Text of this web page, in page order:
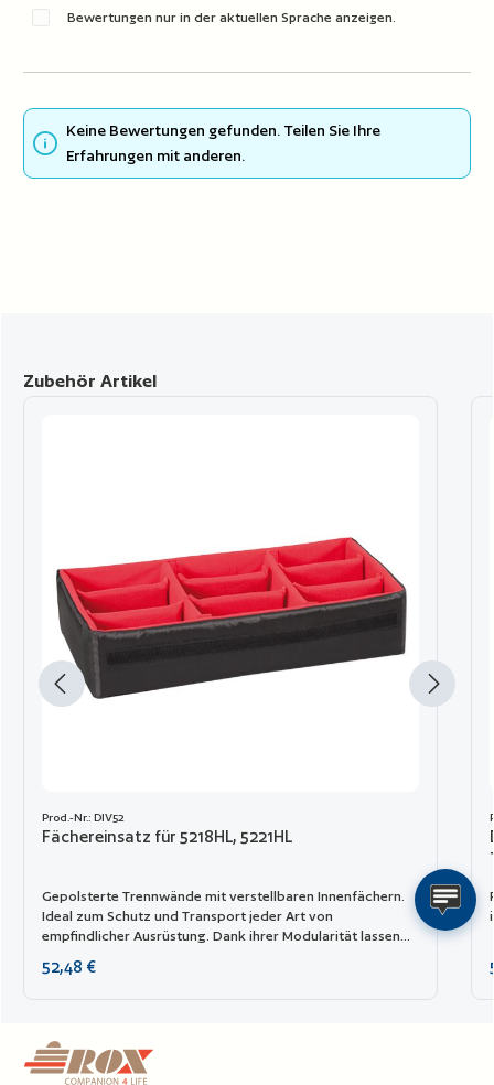
Bewertungen nur in der aktuellen Sprache anzeigen.
Keine Bewertungen gefunden. Teilen Sie Ihre
Erfahrungen mit anderen.
Produktgalerie überspringen
Zubehör Artikel
Prod.-Nr.: DIV52
Fächereinsatz für 5218HL, 5221HL
Gepolsterte Trennwände mit verstellbaren Innenfächern.
Ideal zum Schutz und Transport jeder Art von
empfindlicher Ausrüstung. Dank ihrer Modularität lassen
Regulärer Preis:
52,48 €